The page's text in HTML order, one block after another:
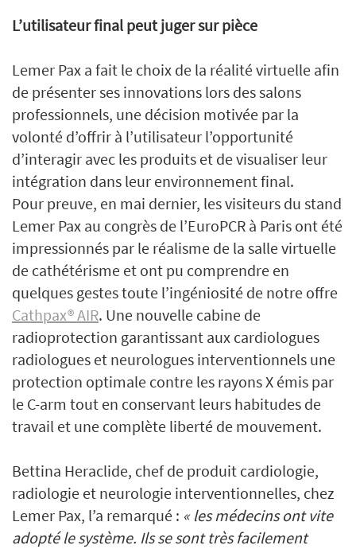
L’utilisateur final peut juger sur pièce
Lemer Pax a fait le choix de la réalité virtuelle afin
de présenter ses innovations lors des salons
professionnels, une décision motivée par la
volonté d’offrir à l’utilisateur l’opportunité
d’interagir avec les produits et de visualiser leur
intégration dans leur environnement final.
Pour preuve, en mai dernier, les visiteurs du stand
Lemer Pax au congrès de l’EuroPCR à Paris ont été
impressionnés par le réalisme de la salle virtuelle
de cathétérisme et ont pu comprendre en
quelques gestes toute l’ingéniosité de notre offre
Cathpax® AIR. Une nouvelle cabine de
radioprotection garantissant aux cardiologues
radiologues et neurologues interventionnels une
protection optimale contre les rayons X émis par
le C-arm tout en conservant leurs habitudes de
travail et une complète liberté de mouvement.
Bettina Heraclide, chef de produit cardiologie,
radiologie et neurologie interventionnelles, chez
Lemer Pax, l’a remarqué : « les médecins ont vite
adopté le système. Ils se sont très facilement